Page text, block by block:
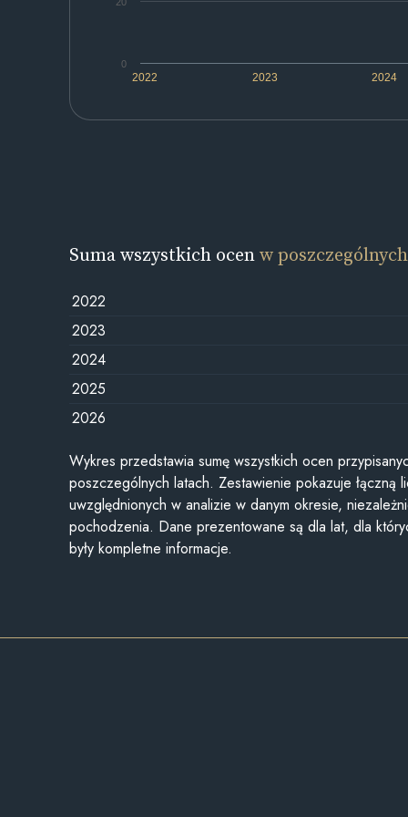
2022 2023 2024
0
Suma wszystkich ocenw
2022
2023
2024
2025
2026
Wykres przedstawia sumę wszystkich ocen
poszczególnych latach. Zestawienie pokazuje łączną
uwzględnionych w analizie w danym okresie,
pochodzenia. Dane prezentowane są dla lat, dla
były kompletne informacje.